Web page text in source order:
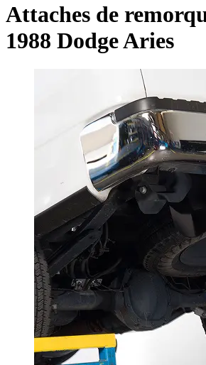
Attaches de
1988 Dodge Aries